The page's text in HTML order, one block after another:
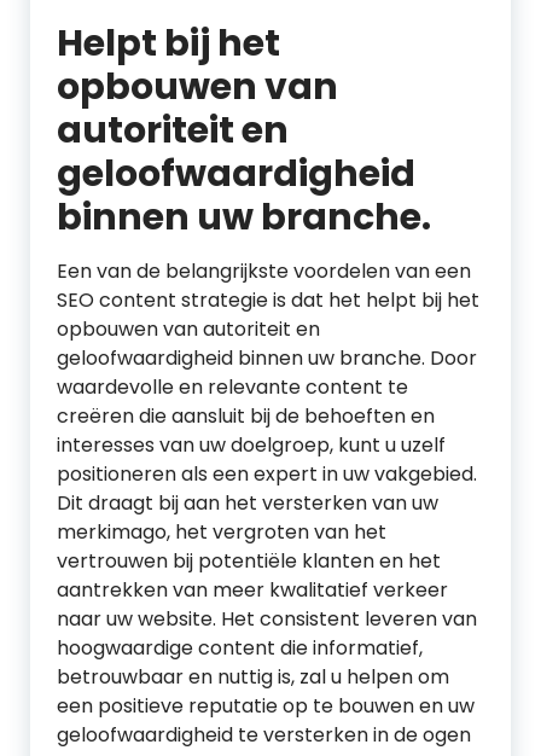
Helpt bij het
opbouwen van
autoriteit en
geloofwaardigheid
binnen uw branche.
Een van de belangrijkste voordelen van een
SEO content strategie is dat het helpt bij het
opbouwen van autoriteit en
geloofwaardigheid binnen uw branche. Door
waardevolle en relevante content te
creëren die aansluit bij de behoeften en
interesses van uw doelgroep, kunt u uzelf
positioneren als een expert in uw vakgebied.
Dit draagt bij aan het versterken van uw
merkimago, het vergroten van het
vertrouwen bij potentiële klanten en het
aantrekken van meer kwalitatief verkeer
naar uw website. Het consistent leveren van
hoogwaardige content die informatief,
betrouwbaar en nuttig is, zal u helpen om
een positieve reputatie op te bouwen en uw
geloofwaardigheid te versterken in de ogen